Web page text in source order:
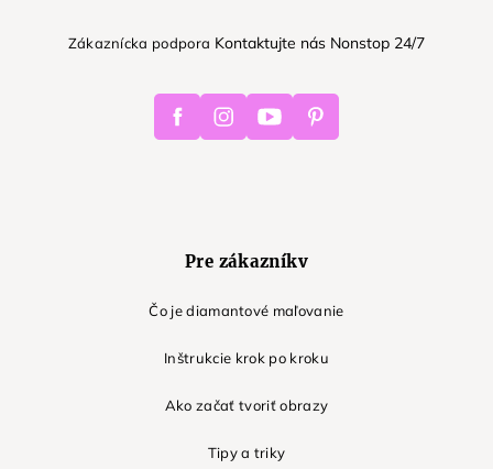
Zákaznícka podpora Kontaktujte nás Nonstop 24/7
FacebookInstagramYoutube Pinterest
Pre zákazníkv
Čo je diamantové maľovanie
Inštrukcie krok po kroku
Ako začať tvoriť obrazy
Tipy a triky